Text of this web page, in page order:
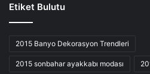
Etiket Bulutu
2015 Banyo Dekorasyon Trendleri
2015 sonbahar ayakkabı modası